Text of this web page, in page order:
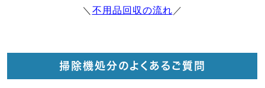
＼ 不用品回収の流れ ／
掃除機処分のよくあるご質問